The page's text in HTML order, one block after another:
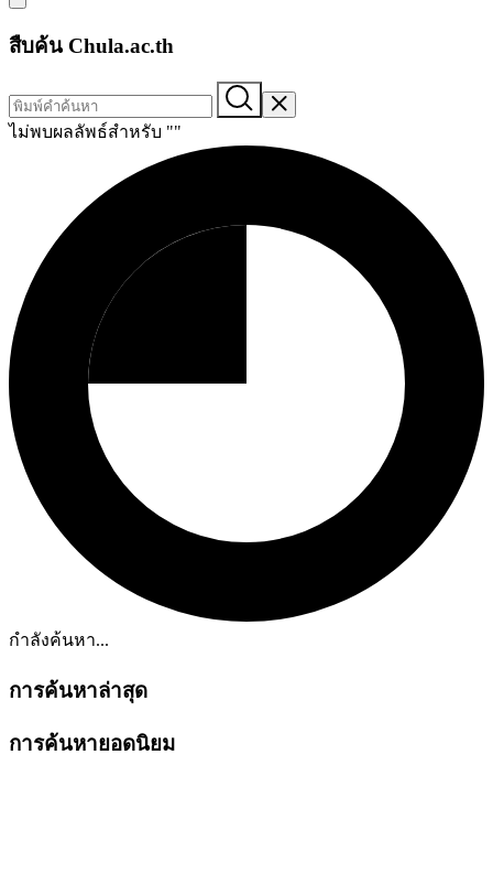
สืบค้น Chula.ac.th
ไม่พบผลลัพธ์สำหรับ ""
กำลังค้นหา...
การค้นหาล่าสุด
การค้นหายอดนิยม